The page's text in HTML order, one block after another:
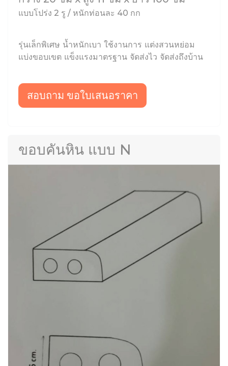
แบบโปร่ง 2 รู / หนักท่อนละ 40 กก
รุ่นเล็กพิเศษ น้ำหนักเบา ใช้งานการ แต่งสวนหย่อม
แบ่งขอบเขต แข็งแรงมาตรฐาน จัดส่งไว จัดส่งถึงบ้าน
สอบถาม ขอใบเสนอราคา
ขอบคันหิน แบบ N